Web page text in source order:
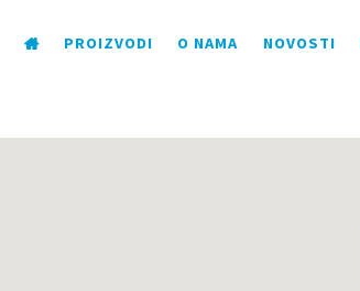
PROIZVODI O NAMA NOVOSTI